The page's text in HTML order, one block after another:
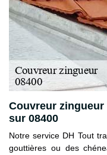
Couvreur
sur 08400
Notre service DH Tout
gouttières ou des